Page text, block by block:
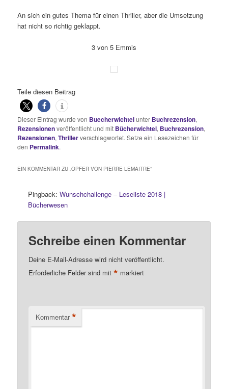
An sich ein gutes Thema für einen Thriller, aber die Umsetzung
hat nicht so richtig geklappt.
3 von 5 Emmis
Teile diesen Beitrag
Dieser Eintrag wurde von Buecherwichtelunter Buchrezension,
Rezensionenveröffentlicht und mit Bücherwichtel, Buchrezension,
Rezensionen,Thrillerverschlagwortet. Setze ein Lesezeichen für
den Permalink.
EIN KOMMENTAR ZU „OPFER VON PIERRE LEMAITRE“
Pingback:Wunschchallenge – Leseliste 2018 |
Bücherwesen
Schreibe einen Kommentar
Deine E-Mail-Adresse wird nicht veröffentlicht.
Erforderliche Felder sind mit* markiert
Kommentar *